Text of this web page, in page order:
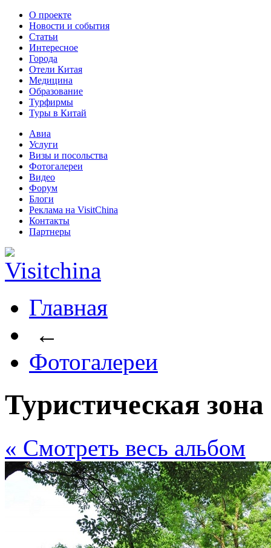
О проекте
Новости и события
Статьи
Интересное
Города
Отели Китая
Медицина
Образование
Турфирмы
Туры в Китай
Авиа
Услуги
Визы и посольства
Фотогалереи
Видео
Форум
Блоги
Реклама на VisitChina
Контакты
Партнеры
Главная
←
Фотогалереи
Туристическая
« Cмотреть весь альбом